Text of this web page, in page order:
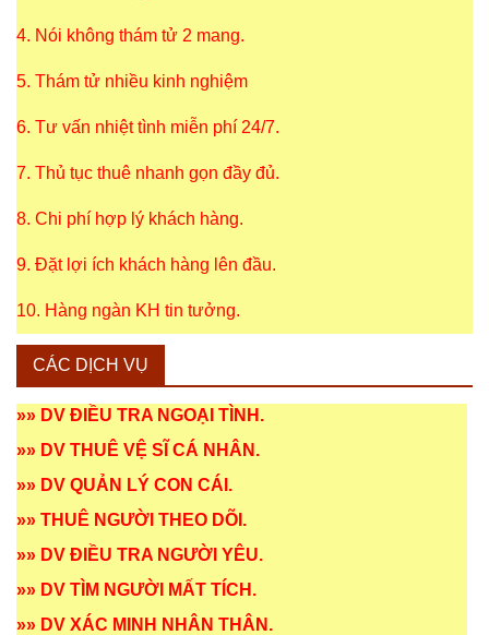
4. Nói không thám tử 2 mang.
5. Thám tử nhiều kinh nghiệm
6. Tư vấn nhiệt tình miễn phí 24/7.
7. Thủ tục thuê nhanh gọn đầy đủ.
8. Chi phí hợp lý khách hàng.
9. Đặt lợi ích khách hàng lên đầu.
10. Hàng ngàn KH tin tưởng.
CÁC DỊCH VỤ
»» DV ĐIỀU TRA NGOẠI TÌNH .
»» DV THUÊ VỆ SĨ CÁ NHÂN .
»» DV QUẢN LÝ CON CÁI .
»» THUÊ NGƯỜI THEO DÕI .
»» DV ĐIỀU TRA NGƯỜI YÊU.
»» DV TÌM NGƯỜI MẤT TÍCH .
»» DV XÁC MINH NHÂN THÂN .